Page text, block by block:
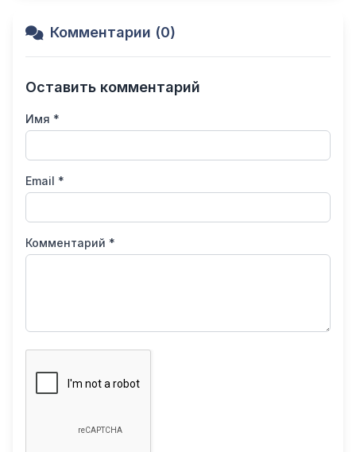
Комментарии (0)
Оставить комментарий
Имя *
Email *
Комментарий *